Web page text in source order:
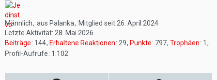
Männlich aus Palanka
Mitglied seit 26. April 2024
Letzte Aktivität: 28. Mai 2026
Beiträge 144 Erhaltene Reaktionen 29 Punkte 797 Trophäen 1
Profil-Aufrufe 1.102